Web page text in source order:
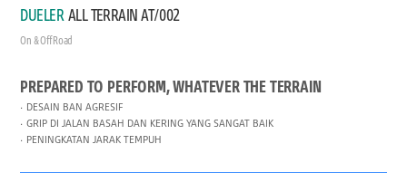
DUELER ALL TERRAIN AT/002
On & Off Road
PREPARED TO PERFORM, WHATEVER THE TERRAIN
DESAIN BAN AGRESIF
GRIP DI JALAN BASAH DAN KERING YANG SANGAT BAIK
PENINGKATAN JARAK TEMPUH